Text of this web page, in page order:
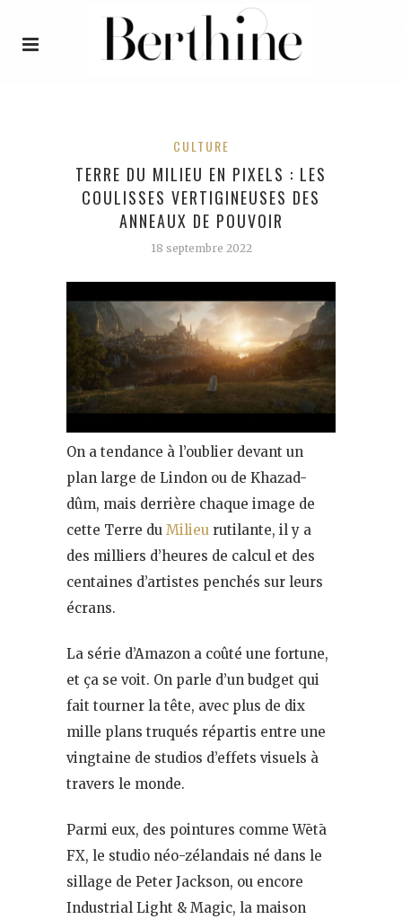
CULTURE
TERRE DU MILIEU EN PIXELS : LES
COULISSES VERTIGINEUSES DES
ANNEAUX DE POUVOIR
18 septembre 2022
On a tendance à l’oublier devant un
plan large de Lindon ou de Khazad-
dûm, mais derrière chaque image de
cette Terre du Milieu rutilante, il y a
des milliers d’heures de calcul et des
centaines d’artistes penchés sur leurs
écrans.
La série d’Amazon a coûté une fortune,
et ça se voit. On parle d’un budget qui
fait tourner la tête, avec plus de dix
mille plans truqués répartis entre une
vingtaine de studios d’effets visuels à
travers le monde.
Parmi eux, des pointures comme Wētā
FX, le studio néo-zélandais né dans le
sillage de Peter Jackson, ou encore
Industrial Light & Magic, la maison